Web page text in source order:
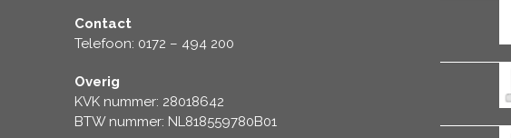
Contact
Telefoon: 0172 – 494 200
Overig
KVK nummer: 28018642
BTW nummer: NL818559780B01
€